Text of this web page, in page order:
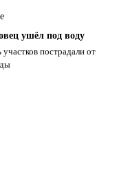
ушёл под воду
пострадали от